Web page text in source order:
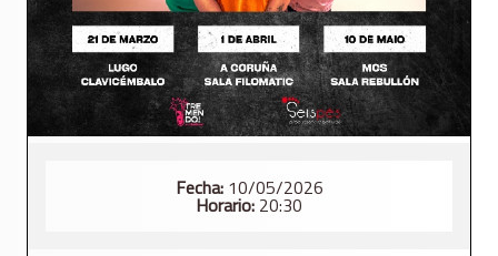
Fecha:10/05/2026
Horario: 20:30